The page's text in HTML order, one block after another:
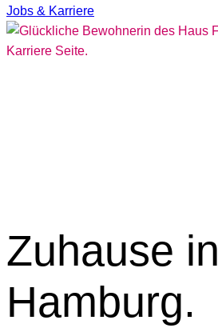
Jobs & Karriere
Zuhause in
Hamburg.